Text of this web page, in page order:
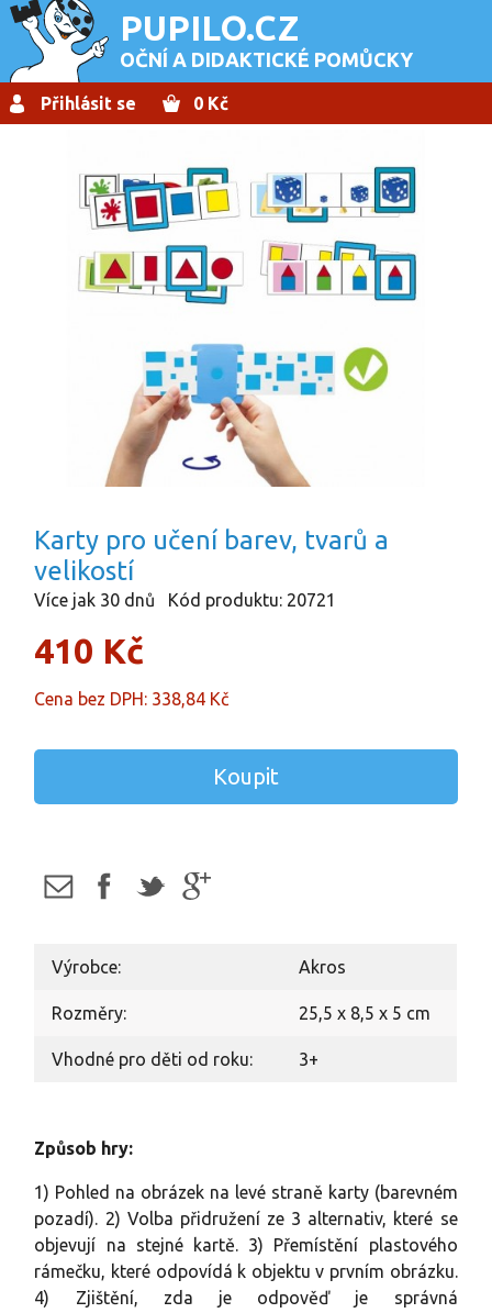
PUPILO.CZ
OČNÍ A DIDAKTICKÉ POMŮCKY
Přihlásit se 0 Kč
Karty pro učení barev, tvarů a
velikostí
Více jak 30 dnů Kód produktu: 20721
410 Kč
Cena bez DPH: 338,84 Kč
Koupit
Výrobce: Akros
Rozměry: 25,5 x 8,5 x 5 cm
Vhodné pro děti od roku: 3+
Způsob hry:
1) Pohled na obrázek na levé straně karty (barevném
pozadí). 2) Volba přidružení ze 3 alternativ, které se
objevují na stejné kartě. 3) Přemístění plastového
rámečku, které odpovídá k objektu v prvním obrázku.
4) Zjištění, zda je odpověď je správná